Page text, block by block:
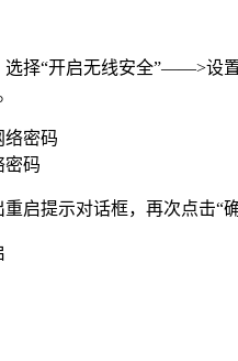
择“开启无线安全”——>设
密码
启提示对话框，再次点击“确